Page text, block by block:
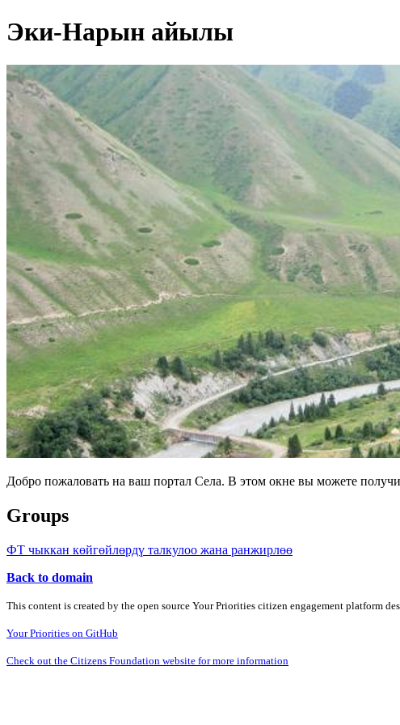
Эки-Нарын айылы
Добро пожаловать на ваш портал Села. В этом окне вы можете
Groups
ФТ чыккан көйгөйлөрдү талкулоо жана ранжирлөө
Back to domain
This content is created by the open source Your Priorities citizen engagement platform
Your Priorities on GitHub
Check out the Citizens Foundation website for more information